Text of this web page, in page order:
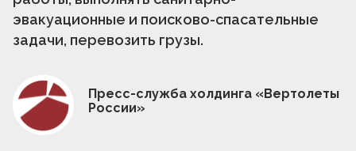
эвакуационные и поисково-спасательные
задачи, перевозить грузы.
Пресс-служба холдинга «Вертолеты
России»